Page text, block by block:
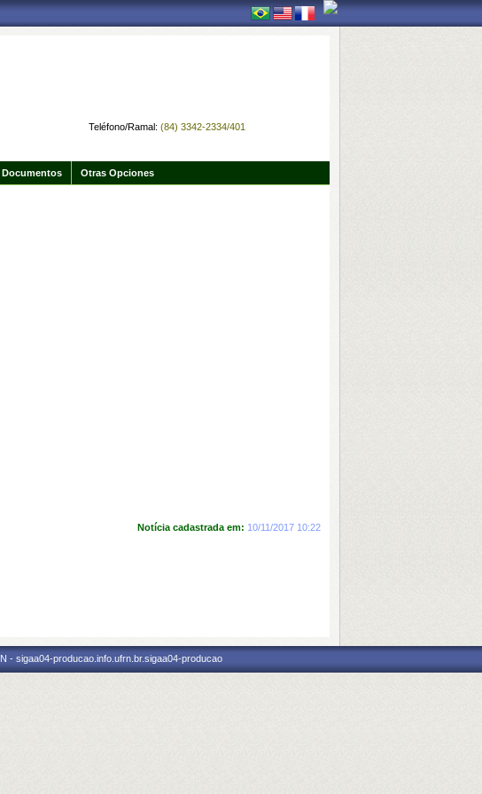
Teléfono/Ramal: (84) 3342-2334/401
Documentos Otras Opciones
Notícia cadastrada em: 10/11/2017 10:22
- sigaa04-producao.info.ufrn.br.sigaa04-producao